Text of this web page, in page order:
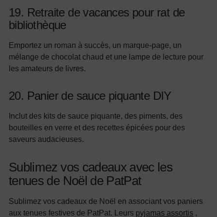
19. Retraite de vacances pour rat de
bibliothèque
Emportez un roman à succès, un marque-page, un
mélange de chocolat chaud et une lampe de lecture pour
les amateurs de livres.
20. Panier de sauce piquante DIY
Inclut des kits de sauce piquante, des piments, des
bouteilles en verre et des recettes épicées pour des
saveurs audacieuses.
Sublimez vos cadeaux avec les
tenues de Noël de PatPat
Sublimez vos cadeaux de Noël en associant vos paniers
aux tenues festives de PatPat. Leurs pyjamas assortis ,